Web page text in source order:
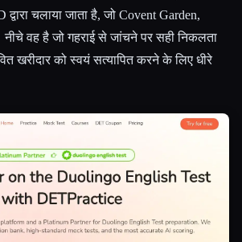
चलाया जाता है, जो Covent Garden,
वह है जो गहराई से जांचने पर सही निकलता
खरीदार को स्वयं सत्यापित करने के लिए धीरे